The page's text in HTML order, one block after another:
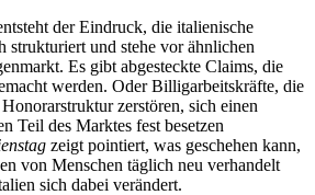
der Eindruck, die italienische
strukturiert und stehe vor ähnlichen
Es gibt abgesteckte Claims, die
werden. Oder Billigarbeitskräfte, die
zerstören, sich einen
Teil des Marktes fest besetzen
zeigt pointiert, was geschehen kann,
von Menschen täglich neu verhandelt
sich dabei verändert.